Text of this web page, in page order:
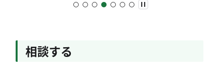
相談する